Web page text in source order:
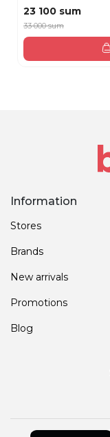
23 100 sum
33 000 sum
Information
Stores
Brands
New arrivals
Promotions
Blog